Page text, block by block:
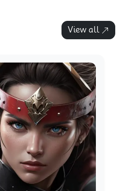
View all